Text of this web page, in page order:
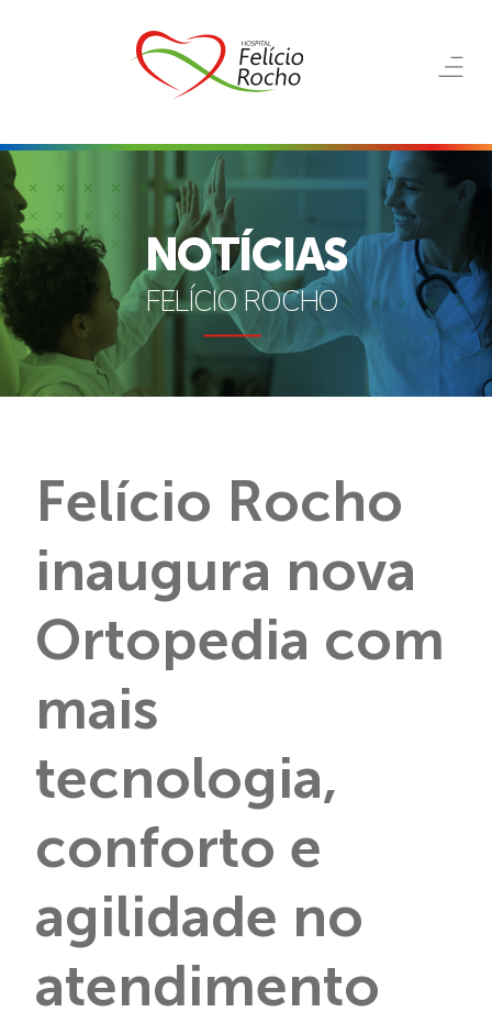
NOTÍCIAS
FELÍCIO ROCHO
Felício Rocho
inaugura nova
Ortopedia com
mais
tecnologia,
conforto e
agilidade no
atendimento